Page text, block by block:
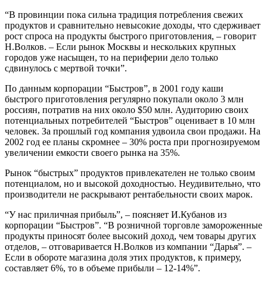
“В провинции пока сильна традиция потребления свежих
продуктов и сравнительно невысокие доходы, что сдерживает
рост спроса на продукты быстрого приготовления, – говорит
Н.Волков. – Если рынок Москвы и нескольких крупных
городов уже насыщен, то на периферии дело только
сдвинулось с мертвой точки”.
По данным корпорации “Быстров”, в 2001 году каши
быстрого приготовления регулярно покупали около 3 млн
россиян, потратив на них около $50 млн. Аудиторию своих
потенциальных потребителей “Быстров” оценивает в 10 млн
человек. За прошлый год компания удвоила свои продажи. На
2002 год ее планы скромнее – 30% роста при прогнозируемом
увеличении емкости своего рынка на 35%.
Рынок “быстрых” продуктов привлекателен не только своим
потенциалом, но и высокой доходностью. Неудивительно, что
производители не раскрывают рентабельности своих марок.
“У нас приличная прибыль”, – поясняет И.Кубанов из
корпорации “Быстров”. “В розничной торговле замороженные
продукты приносят более высокий доход, чем товары других
отделов, – отговаривается Н.Волков из компании “Дарья”. –
Если в обороте магазина доля этих продуктов, к примеру,
составляет 6%, то в объеме прибыли – 12-14%”.